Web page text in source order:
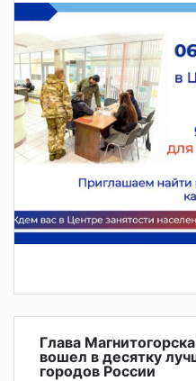
Глава
вошел в десятку
городов России